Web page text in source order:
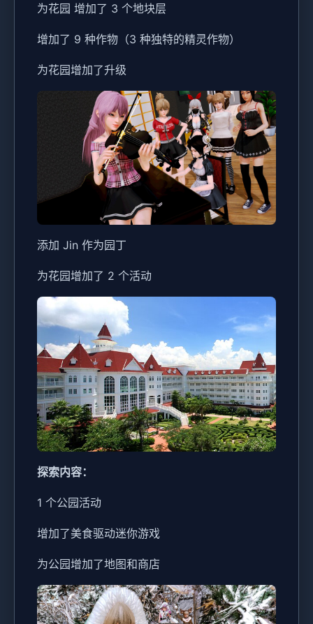
为花园 增加了 3 个地块层
增加了 9 种作物（3 种独特的精灵作物）
为花园增加了升级
添加 Jin 作为园丁
为花园增加了 2 个活动
探索内容：
1 个公园活动
增加了美食驱动迷你游戏
为公园增加了地图和商店